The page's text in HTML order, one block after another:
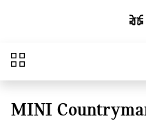
Μετάβαση στο κύριο
Επισκόπηση
MINI